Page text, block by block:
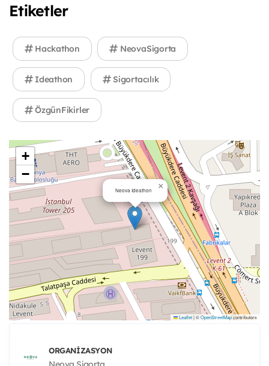
Etiketler
Hackathon NeovaSigorta
Ideathon Sigortacılık
ÖzgünFikirler
Neova Ideathon ×
+
−
Leaflet|©OpenStreetMapcontributors
ORGANIZASYON